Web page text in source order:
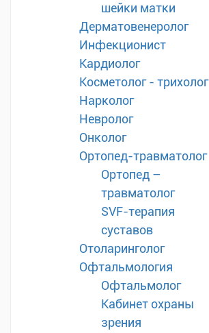
шейки матки
Дерматовенеролог
Инфекционист
Кардиолог
Косметолог - трихолог
Нарколог
Невролог
Онколог
Ортопед-травматолог
Ортопед –
травматолог
SVF-терапия
суставов
Отоларинголог
Офтальмология
Офтальмолог
Кабинет охраны
зрения